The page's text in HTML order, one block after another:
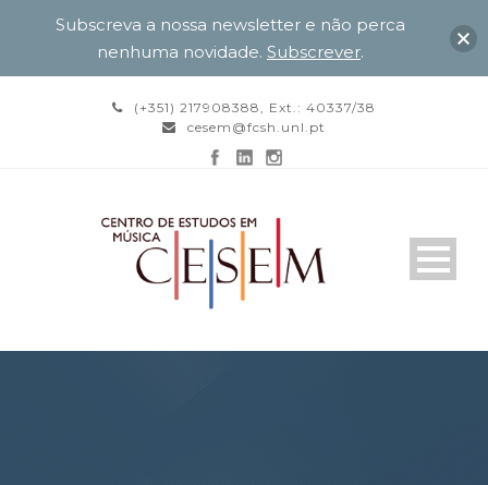
(+351) 217908388, Ext.: 40337/38
cesem@fcsh.unl.pt
Subscreva a nossa newsletter e não perca
nenhuma novidade. Subscrever.